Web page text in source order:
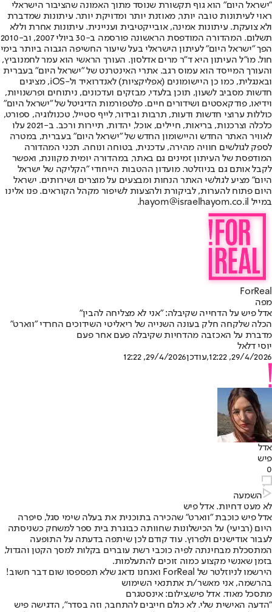
"ישראל היום" הוא גוף תקשורת שנוסד מתוך האמונה שהציבור הישראלי
ראוי לעיתונות טובה יותר, מאוזנת יותר ומדויקת יותר. עיתונות שמדברת
ולא צועקת. עיתונות אמינה, אובייקטיבית ועניינית. עיתונות אחרת וללא
תשלום. המהדורה המודפסת הראשונה פורסמה ב-30 ביולי 2007, וב-2010
הפך "ישראל היום" לעיתון הישראלי בעל שיעור החשיפה הגבוה ביותר בימי
חול. מו"ל העיתון היא ד"ר מרים אדלסון. העורך הראשי הוא עמר לחמנוביץ,
והעורך המייסד הוא עמוס רגב. אתרי האינטרנט של "ישראל היום" בעברית
ובאנגלית, כמו כן היישומונים (אפליקציות) לאנדרואיד ול-iOS, מציגים
חדשות מסביב לשעון, תוכן בלעדי, מבזקים ועדכונים, ניתוחים ופרשנויות,
וידיאו, פודקאסטים ושידורים חיים. פלטפורמות הדיגיטל של "ישראל היום"
כוללות ערוצי חדשות ודעות, תרבות ובידור, לייף סטייל, טכנולוגיה, ספורט,
כלכלה וצרכנות, בריאות, חיילים, אוכל, יהדות, תיירות ורכב. ב-2021 עלו
לאוויר האתר החדש והיישומון החדש של "ישראל היום" בעברית, במטרה
לספק לגולשים חוויה מהירה, עדכנית, בטוחה ונוחה. תכני המהדורה
המודפסת של העיתון זמינים גם באתר, במהדורה יומית מקוונת, ואפשר
לקבל אותם גם בניוזלטר. מועדון ההטבות הייחודי "הקליקה של ישראל
היום" מציע לגולשי האתר הנחות ומבצעים על מוצרים ושירותים. ישראל
היום פתוח להערות, לביקורת ולהצעות לשיפור מקהל הקוראים. פנו אלינו
במייל hayom@israelhayom.co.il.
ForReal
מפה
אדל פיש על הדחייה שקיבלה: "אני לא מצליחה להבין"
הכלה שלקחה חלק בעונה השנייה של ריאליטי השידוכים החרדי "ווארט"
מדברת על האכזבה מהדחיות שקיבלה פעם אחר פעם
יוסי דלאל
29/4/2026, 12:22
,עודכן29/4/2026, 12:22
אדל
פיש
0
השמעה
לא מעט דחיות. אדל פיש
אדל פיש כוכבת "ווארט" שהכירה בתוכנית את בעלה שימי סגל, סיפרה
היום (רביעי) על הכישלונות שחוותה כבוגרת בית ספר למשחק כשניסתה
לעבור אודישנים ולפרוץ. עוד קודם לכן שיתפה בדעתה על התופעה
המתסכלת מבחינתה לפיה כוכבי רשת עוברים בקלות למסך הקטן והגדול,
בזמן שאנשי מקצוע כמוה זוכים להתעלמות.
הירשמו לניוזלטר של ForReal ואנחנו נדאג שלא תפספסו שום דבר חשוב!
בהרשמה, אני מאשר/ת אתתנאי השימוש
מתסכל מאוד. אדל פיש,צילום: אינסטגרם
"הדעה האישית שלי. לא כולם חייבים להתחבר, וזה בסדר", הדגישה פיש